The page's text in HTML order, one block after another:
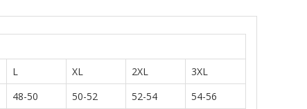
L XL 2XL
3XL
48-50 50-52 52-54 54-56